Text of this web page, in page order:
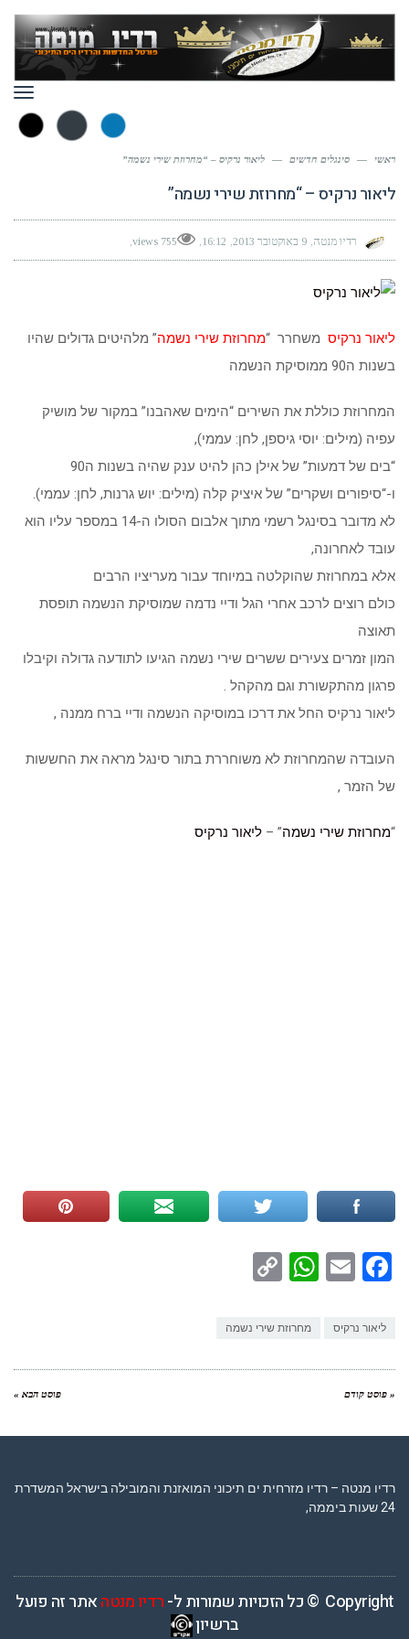
ראשי — סינגלים חדשים — ליאור נרקיס – “מחרוזת שירי נשמה”
ליאור נרקיס – “מחרוזת שירי נשמה”
רדיו מנטה 9 באוקטובר 2013 16:12
755 views
ליאור נרקיס משחרר “מחרוזת שירי נשמה” מלהיטים גדולים שהיו
בשנות ה90 ממוסיקת הנשמה
המחרוזת כוללת את השירים “הימים שאהבנו” במקור של מושיק
עפיה (מילים: יוסי גיספן, לחן: עממי),
“בים של דמעות” של אילן כהן להיט ענק שהיה בשנות ה90
ו-“סיפורים ושקרים” של איציק קלה (מילים: יוש גרנות, לחן: עממי).
לא מדובר בסינגל רשמי מתוך אלבום הסולו ה-14 במספר עליו הוא
עובד לאחרונה,
אלא במחרוזת שהוקלטה במיוחד עבור מעריציו הרבים
כולם רוצים לרכב אחרי הגל ודיי נדמה שמוסיקת הנשמה תופסת
תאוצה
המון זמרים צעירים ששרים שירי נשמה הגיעו לתודעה גדולה וקיבלו
פרגון מהתקשורת וגם מהקהל .
ליאור נרקיס החל את דרכו במוסיקה הנשמה ודיי ברח ממנה ,
העובדה שהמחרוזת לא משוחררת בתור סינגל מראה את החששות
של הזמר ,
“מחרוזת שירי נשמה” – ליאור נרקיס
Facebook
Email
WhatsApp
ליאור נרקיס מחרוזת שירי נשמה
« פוסט קודם פוסט הבא »
רדיו מנטה – רדיו מזרחית ים תיכוני המואזנת והמובילה בישראל המשדרת
24 שעות ביממה,
Copyright © כל הזכויות שמורות ל- רדיו מנטהאתר זה פועל
ברשיון